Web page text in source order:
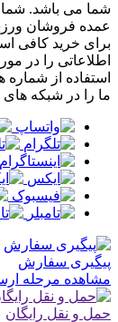
شما می باشد. شما
عمده فروشان
برای خرید کافی
اطلاعاتی را در
استفاده از
ما را در شبکه های
پیگیری سفارش
مشاهده مرحله
حمل و نقل رایگان